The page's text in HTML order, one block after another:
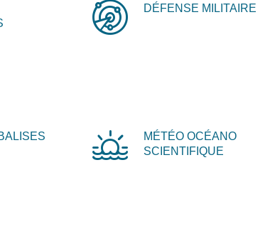
DÉFENSE MILITAIRE
MÉTÉO OCÉANO
SCIENTIFIQUE